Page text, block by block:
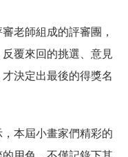
老師組成的評審團，
覆來回的挑選、意見
決定出最後的得獎名
本屆小畫家們精彩的